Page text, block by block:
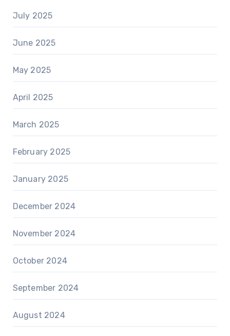
July 2025
June 2025
May 2025
April 2025
March 2025
February 2025
January 2025
December 2024
November 2024
October 2024
September 2024
August 2024